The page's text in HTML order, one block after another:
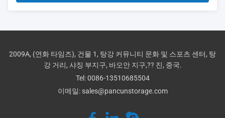
2009A, (연화 타임즈), 건물 1, 탕강 커뮤니티 문화 및 스포츠 센터, 탕
강 거리, 샤징 부지구, 바오안 지구,?? 진, 중국.
Tel:0086-13510685504
이메일: sales@pancunstorage.com